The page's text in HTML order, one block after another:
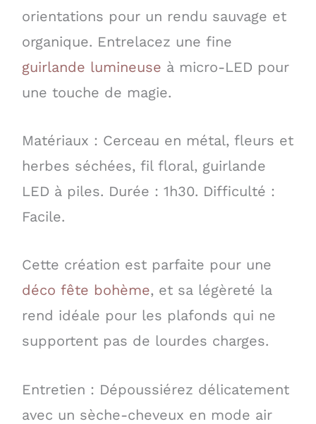
orientations pour un rendu sauvage et
organique. Entrelacez une fine
guirlande lumineuse à micro-LED pour
une touche de magie.
Matériaux : Cerceau en métal, fleurs et
herbes séchées, fil floral, guirlande
LED à piles. Durée : 1h30. Difficulté :
Facile.
Cette création est parfaite pour une
déco fête bohème, et sa légèreté la
rend idéale pour les plafonds qui ne
supportent pas de lourdes charges.
Entretien : Dépoussiérez délicatement
avec un sèche-cheveux en mode air